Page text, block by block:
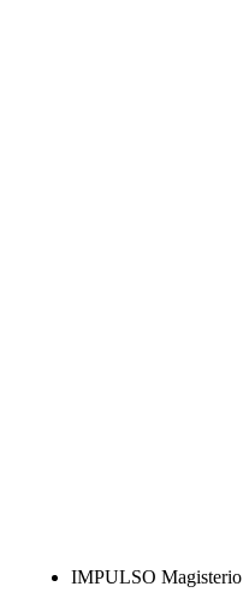
IMPULSO Magisterio